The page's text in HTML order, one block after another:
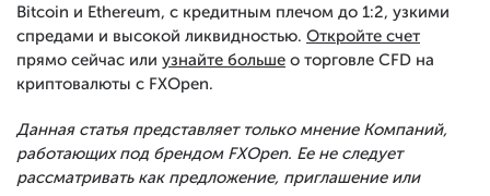
Bitcoin и Ethereum, с кредитным плечом до 1:2, узкими
спредами и высокой ликвидностью. Откройте счет
прямо сейчас или узнайте больше о торговле CFD на
криптовалюты с FXOpen.
Данная статья представляет только мнение Компаний,
работающих под брендом FXOpen. Ее не следует
рассматривать как предложение, приглашение или